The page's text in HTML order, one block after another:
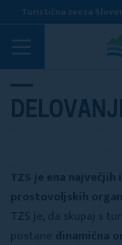
Turistična zveza
TZS je ena
prostovoljskih
TZS je, da skupaj s
postane dinamična